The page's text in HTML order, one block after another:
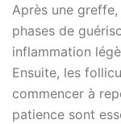
Après une
phases de
inflammation
Ensuite, les
commencer à
patience sont